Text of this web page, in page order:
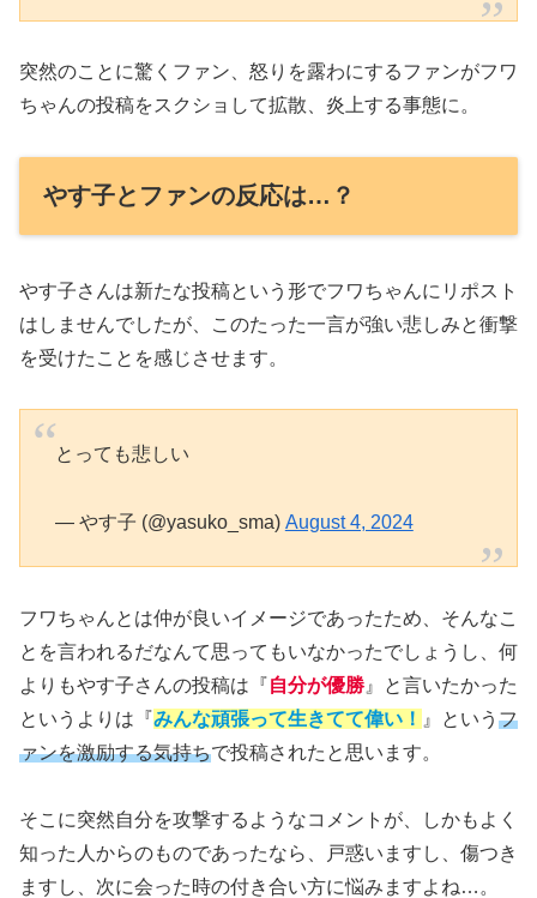
突然のことに驚くファン、怒りを露わにするファンがフワ
ちゃんの投稿をスクショして拡散、炎上する事態に。
やす子とファンの反応は…？
やす子さんは新たな投稿という形でフワちゃんにリポスト
はしませんでしたが、このたった一言が強い悲しみと衝撃
を受けたことを感じさせます。
とっても悲しい
— やす子 (@yasuko_sma) August 4, 2024
フワちゃんとは仲が良いイメージであったため、そんなこ
とを言われるだなんて思ってもいなかったでしょうし、何
よりもやす子さんの投稿は『自分が優勝 』と言いたかった
というよりは『みんな頑張って生きてて偉い！ 』という フ
ァンを激励する気持ちで投稿されたと思います。
そこに突然自分を攻撃するようなコメントが、しかもよく
知った人からのものであったなら、戸惑いますし、傷つき
ますし、次に会った時の付き合い方に悩みますよね…。